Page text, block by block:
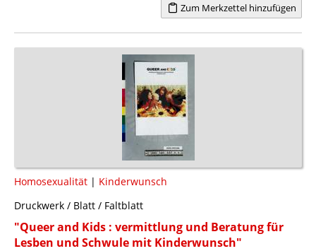
Zum Merkzettel hinzufügen
Homosexualität | Kinderwunsch
Druckwerk / Blatt / Faltblatt
"Queer and Kids : vermittlung und Beratung für
Lesben und Schwule mit Kinderwunsch"